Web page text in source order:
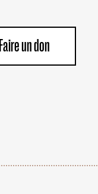
Faire un don